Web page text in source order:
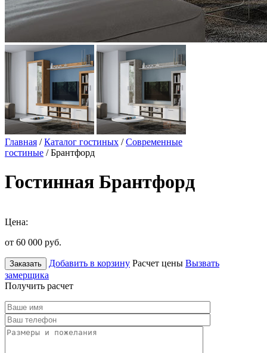
Главная /Каталог гостиных /Современные
гостиные / Брантфорд
Гостинная Брантфорд
Цена:
от 60 000 руб.
Заказать Добавить в корзину Расчет цены Вызвать
замерщика
Получить расчет